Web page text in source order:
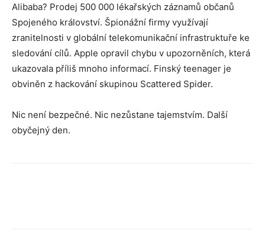
Alibaba? Prodej 500 000 lékařských záznamů občanů
Spojeného království. Špionážní firmy využívají
zranitelnosti v globální telekomunikační infrastruktuře ke
sledování cílů. Apple opravil chybu v upozorněních, která
ukazovala příliš mnoho informací. Finský teenager je
obviněn z hackování skupinou Scattered Spider.
Nic není bezpečné. Nic nezůstane tajemstvím. Další
obyčejný den.